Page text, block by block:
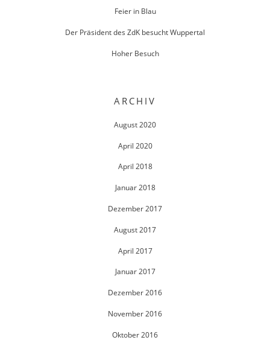
Feier in Blau
Der Präsident des ZdK besucht Wuppertal
Hoher Besuch
ARCHIV
August 2020
April 2020
April 2018
Januar 2018
Dezember 2017
August 2017
April 2017
Januar 2017
Dezember 2016
November 2016
Oktober 2016